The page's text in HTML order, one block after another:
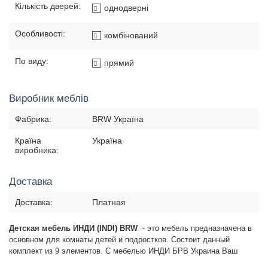
Кількість дверей: однодверні
Особливості: комбінований
По виду: прямий
Виробник меблів
Фабрика: BRW Україна
Країна
виробника:
Україна
Доставка
Доставка: Платная
Детская мебель ИНДИ (INDI) BRW- это мебель предназначена в
основном для комнаты детей и подростков. Состоит данный
комплект из 9 элементов. С мебелью ИНДИ БРВ Украина Ваш